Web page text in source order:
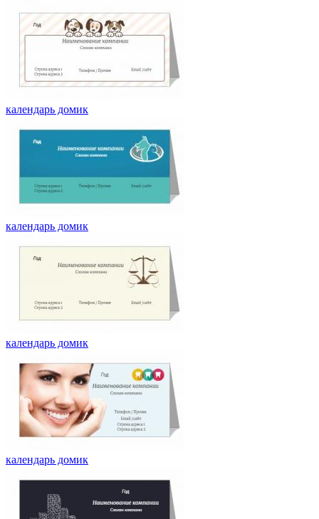
календарь домик
календарь домик
календарь домик
календарь домик